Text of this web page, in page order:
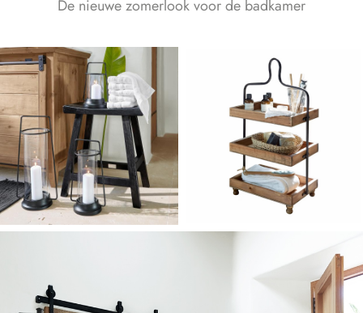
De nieuwe zomerlook voor de badkamer